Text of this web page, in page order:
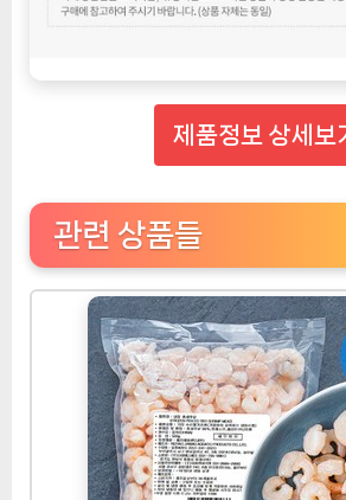
제품정보 상세보
관련 상품들